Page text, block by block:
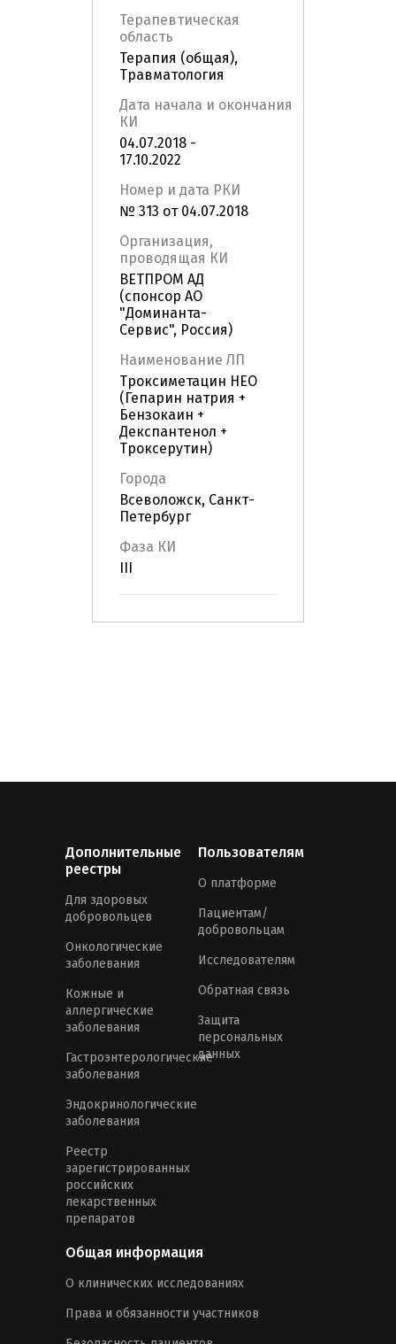
Терапевтическая
область
Терапия (общая),
Травматология
Дата начала и окончания
КИ
04.07.2018 -
17.10.2022
Номер и дата РКИ
№ 313 от 04.07.2018
Организация,
проводящая КИ
ВЕТПРОМ АД
(спонсор АО
"Доминанта-
Сервис", Россия)
Наименование ЛП
Троксиметацин НЕО
(Гепарин натрия +
Бензокаин +
Декспантенол +
Троксерутин)
Города
Всеволожск, Санкт-
Петербург
Фаза КИ
Дополнительные
реестры
Для здоровых
добровольцев
Онкологические
заболевания
Кожные и
аллергические
заболевания
Гастроэнтерологические
заболевания
Эндокринологические
заболевания
Реестр
зарегистрированных
российских
лекарственных
препаратов
Пользователям
О платформе
Пациентам/
добровольцам
Исследователям
Обратная связь
Защита
персональных
данных
Общая информация
О клинических исследованиях
Права и обязанности участников